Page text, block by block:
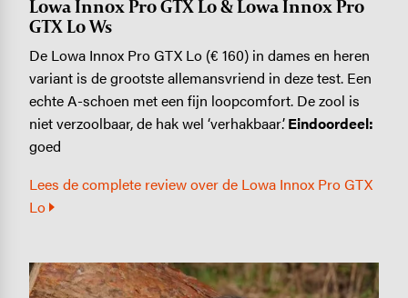
Lowa Innox Pro GTX Lo & Lowa Innox Pro
GTX Lo Ws
De Lowa Innox Pro GTX Lo (€ 160) in dames en heren
variant is de grootste allemansvriend in deze test. Een
echte A-schoen met een fijn loopcomfort. De zool is
niet verzoolbaar, de hak wel ‘verhakbaar’.Eindoordeel:
goed
Lees de complete review over de Lowa Innox Pro GTX
Lo
Image